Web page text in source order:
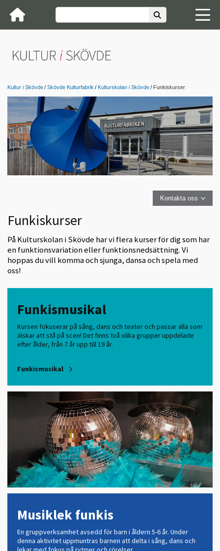
Kultur i Skövde Skövde Kulturfabrik Kulturskolan i Skövde Funkiskurser
Kontakta oss
Funkiskurser
På Kulturskolan i Skövde har vi flera kurser för dig som har
en funktionsvariation eller funktionsnedsättning. Vi
hoppas du vill komma och sjunga, dansa och spela med
oss!
Funkismusikal
Kursen fokuserar på sång, dans och teater och passar alla som
älskar att stå på scen! Det finns två olika grupper uppdelade
efter ålder, från 7 år upp till 19 år.
Funkismusikal
Musiklek funkis
En gruppverksamhet avsedd för barn i åldern 5-6 år. Under
denna aktivitet uppmuntras barnen att delta i sång, dans och